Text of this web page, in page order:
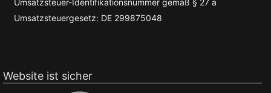
Umsatzsteuergesetz: DE 299875048
Website ist sicher